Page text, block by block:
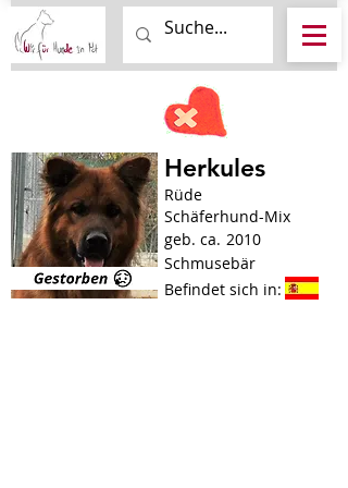
Herkules
Rüde
Schäferhund-Mix
geb. ca. 2010
Schmusebär
Befindet sich in: